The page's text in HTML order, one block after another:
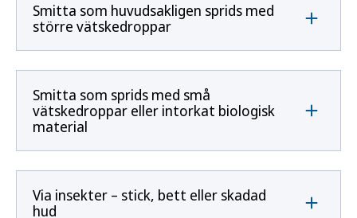
Smitta som huvudsakligen sprids med
större vätskedroppar
Smitta som sprids med små
vätskedroppar eller intorkat biologisk
material
Via insekter – stick, bett eller skadad
hud